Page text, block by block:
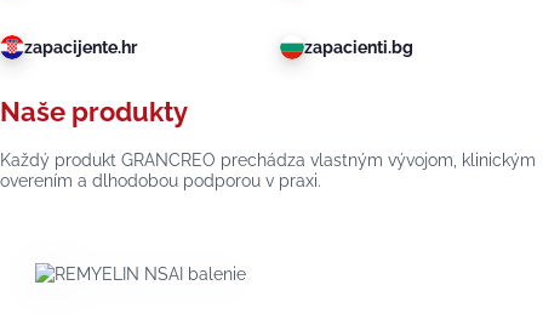
zapacijente.hr zapacienti.bg
Naše produkty
Každý produkt GRANCREO prechádza vlastným vývojom, klinickým
overením a dlhodobou podporou v praxi.